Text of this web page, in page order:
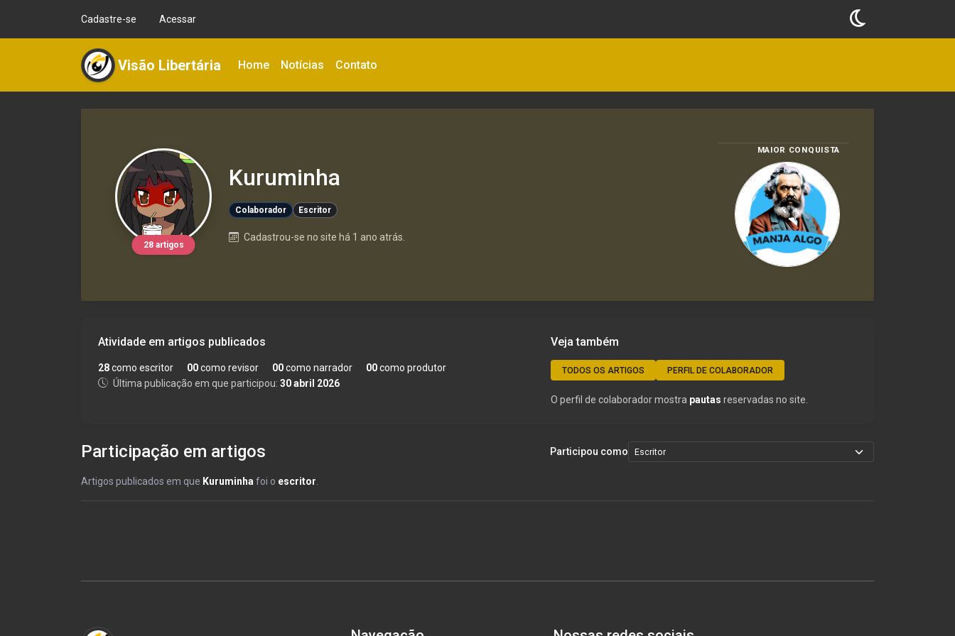
Cadastre-se Acessar
Visão Libertária Home Notícias Contato
28 artigos
Kuruminha
Colaborador Escritor
Cadastrou-se no site há 1 ano atrás.
MAIOR CONQUISTA
Atividade em artigos publicados
28como escritor 00como revisor 00como narrador 00como produtor
Última publicação em que participou: 30 abril 2026
Veja também
TODOS OS ARTIGOS PERFIL DE COLABORADOR
O perfil de colaborador mostra pautas reservadas no site.
Participação em artigos Participou como
Artigos publicados em que Kuruminha foi o escritor